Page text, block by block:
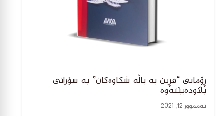
ڕۆمانی “فڕین بە باڵە شکاوەکان” بە سۆرانی
بڵاودەبێتەوە
تەممووز 12, 2021